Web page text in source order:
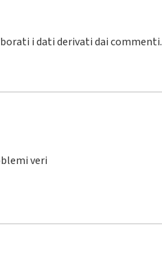
i dati derivati dai commenti.
veri